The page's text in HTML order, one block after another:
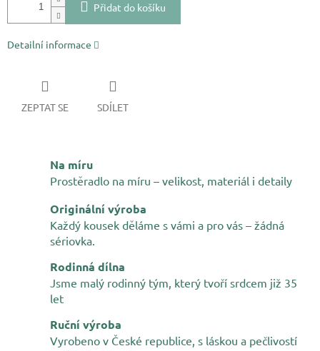
Přidat do košíku
Detailní informace
ZEPTAT SE SDÍLET
Na míru
Prostěradlo na míru – velikost, materiál i detaily
Originální výroba
Každý kousek děláme s vámi a pro vás – žádná
sériovka.
Rodinná dílna
Jsme malý rodinný tým, který tvoří srdcem již 35
let
Ruční výroba
Vyrobeno v České republice, s láskou a pečlivostí